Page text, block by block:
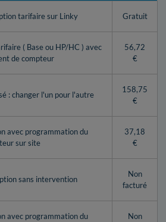
tarifaire sur Linky Gratuit
( Base ou HP/HC ) avec
de compteur
56,72
€
: changer l'un pour l'autre
158,75
€
avec programmation du
sur site
37,18
€
sans intervention
Non
facturé
avec programmation du
Non